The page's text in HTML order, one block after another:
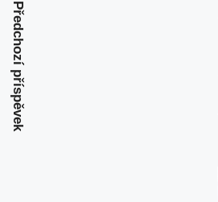
Předchozí příspěvek